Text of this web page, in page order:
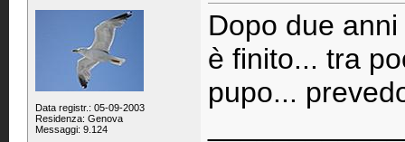
Data registr.: 05-09-2003
Residenza: Genova
Messaggi: 9.124
Dopo due
è finito... tra
pupo...